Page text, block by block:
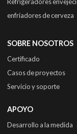
enfriadores de cerveza
SOBRE NOSOTROS
Certificado
Casos de proyectos
Servicio y soporte
APOYO
Desarrollo a la medida